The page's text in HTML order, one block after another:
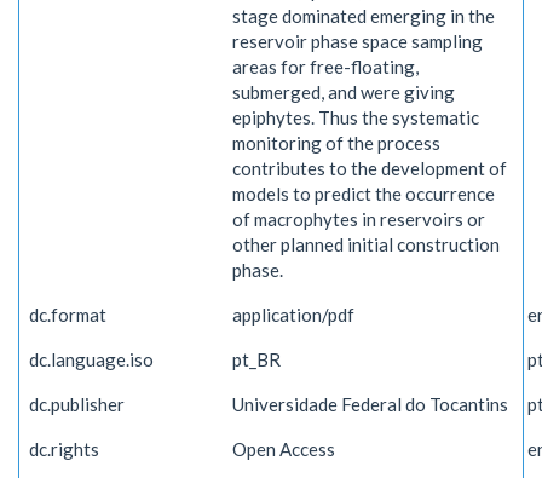
stage dominated emerging in the
reservoir phase space sampling
areas for free-floating,
submerged, and were giving
epiphytes. Thus the systematic
monitoring of the process
contributes to the development of
models to predict the occurrence
of macrophytes in reservoirs or
other planned initial construction
phase.
dc.format application/pdf
dc.language.iso pt_BR
dc.publisher Universidade Federal do Tocantins
dc.rights Open Access